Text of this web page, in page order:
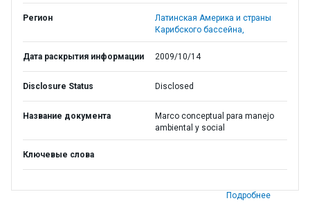
Регион
Латинская Америка и страны
Карибского бассейна,
Дата раскрытия информации 2009/10/14
Disclosure Status Disclosed
Название документа
Marco conceptual para manejo
ambiental y social
Ключевые слова
Подробнее